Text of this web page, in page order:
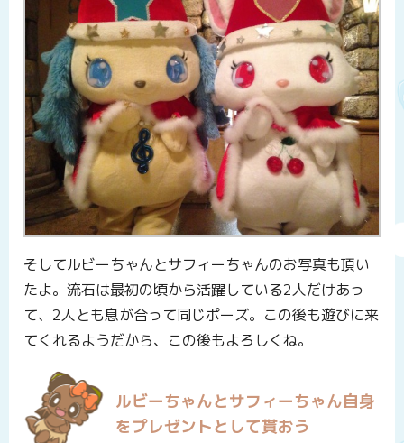
そしてルビーちゃんとサフィーちゃんのお写真も頂い
たよ。流石は最初の頃から活躍している2人だけあっ
て、2人とも息が合って同じポーズ。この後も遊びに来
てくれるようだから、この後もよろしくね。
ルビーちゃんとサフィーちゃん自身
をプレゼントとして貰おう